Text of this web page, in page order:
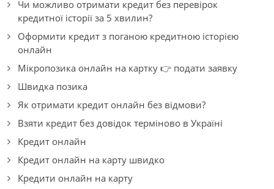
Чи можливо отримати кредит без перевірок
кредитної історії за 5 хвилин?
Оформити кредит з поганою кредитною історією
онлайн
Мікропозика онлайн на картку 👉 подати заявку
Швидка позика
Як отримати кредит онлайн без відмови?
Взяти кредит без довідок терміново в Україні
Кредит онлайн
Кредит онлайн на карту швидко
Кредити онлайн на карту